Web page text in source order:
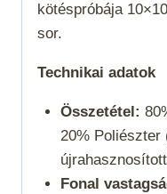
kötéspróbája
sor.
Technikai adatok
Összetétel:
20% Poliészter
Fonal